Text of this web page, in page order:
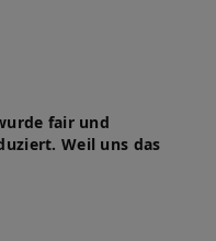
fair und
Weil uns das